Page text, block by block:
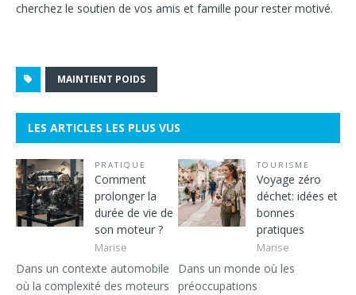
cherchez le soutien de vos amis et famille pour rester motivé.
MAINTIENT POIDS
LES ARTICLES LES PLUS VUS
PRATIQUE
Comment
prolonger la
durée de vie de
son moteur ?
Marise
Dans un contexte automobile
où la complexité des moteurs
TOURISME
Voyage zéro
déchet: idées et
bonnes
pratiques
Marise
Dans un monde où les
préoccupations